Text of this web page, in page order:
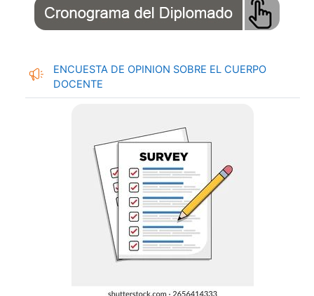
ENCUESTA DE OPINION SOBRE EL CUERPO
DOCENTE